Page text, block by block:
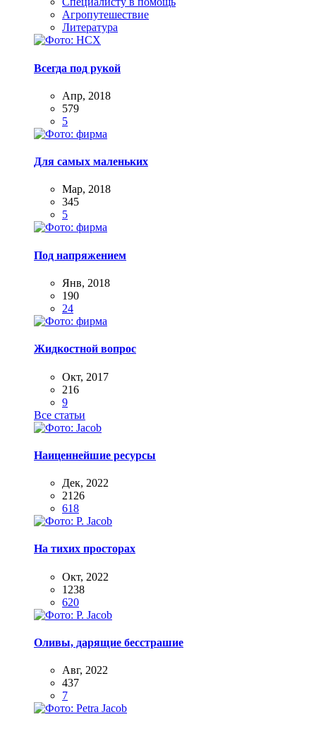
Агропутешествие
Литература
Всегда под рукой
Апр, 2018
579
5
Для самых маленьких
Мар, 2018
345
5
Под напряжением
Янв, 2018
190
24
Жидкостной вопрос
Окт, 2017
216
9
Все статьи
Наиценнейшие ресурсы
Дек, 2022
2126
618
На тихих просторах
Окт, 2022
1238
620
Оливы, дарящие бесстрашие
Авг, 2022
437
7